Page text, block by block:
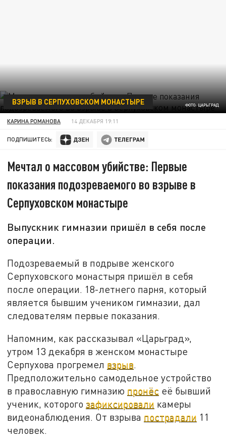
ФОТО: ЦАРЬГРАД
ВЗРЫВ В СЕРПУХОВСКОМ МОНАСТЫРЕ
КАРИНА РОМАНОВА 14 ДЕКАБРЯ 19:11
ПОДПИШИТЕСЬ:
Мечтал о массовом убийстве: Первые
показания подозреваемого во взрыве в
Серпуховском монастыре
Выпускник гимназии пришёл в себя после
операции.
Подозреваемый в подрыве женского
Серпуховского монастыря пришёл в себя
после операции. 18-летнего парня, который
является бывшим учеником гимназии, дал
следователям первые показания.
Напомним, как рассказывал «Царьград»,
утром 13 декабря в женском монастыре
Серпухова прогремел взрыв.
Предположительно самодельное устройство
в православную гимназию пронёс её бывший
ученик, которогозафиксировали камеры
видеонаблюдения. От взрыва пострадали 11
человек.